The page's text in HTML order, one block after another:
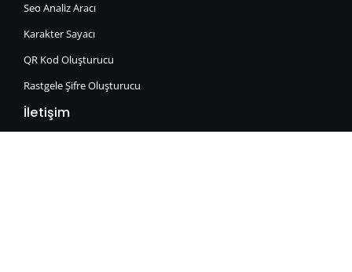
Seo Analiz Aracı
Karakter Sayacı
QR Kod Oluşturucu
Rastgele Şifre Oluşturucu
İletişim